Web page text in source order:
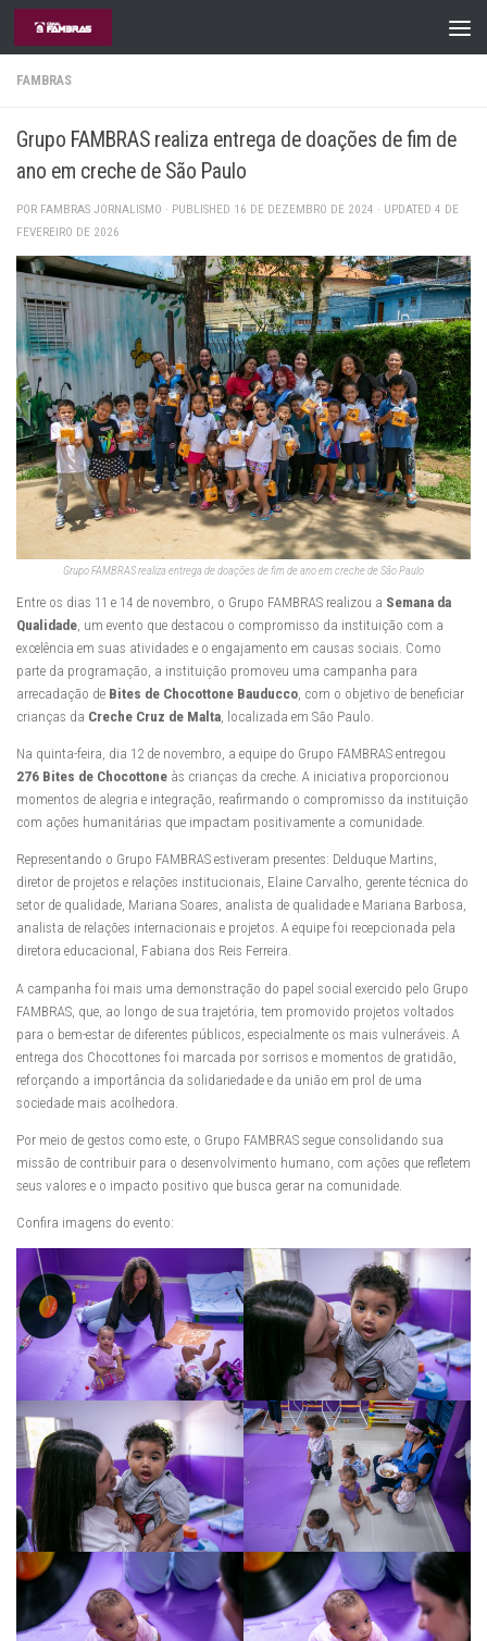
Skip to content
FAMBRAS
Grupo FAMBRAS realiza entrega de doações de fim de
ano em creche de São Paulo
POR FAMBRAS JORNALISMO · PUBLISHED 16 DE DEZEMBRO DE 2024 · UPDATED 4 DE
FEVEREIRO DE 2026
Grupo FAMBRAS realiza entrega de doações de fim de ano em creche de São Paulo
Entre os dias 11 e 14 de novembro, o Grupo FAMBRAS realizou a Semana da
Qualidade, um evento que destacou o compromisso da instituição com a
excelência em suas atividades e o engajamento em causas sociais. Como
parte da programação, a instituição promoveu uma campanha para
arrecadação de Bites de Chocottone Bauducco, com o objetivo de beneficiar
crianças da Creche Cruz de Malta, localizada em São Paulo.
Na quinta-feira, dia 12 de novembro, a equipe do Grupo FAMBRAS entregou
276 Bites de Chocottone às crianças da creche. A iniciativa proporcionou
momentos de alegria e integração, reafirmando o compromisso da instituição
com ações humanitárias que impactam positivamente a comunidade.
Representando o Grupo FAMBRAS estiveram presentes: Delduque Martins,
diretor de projetos e relações institucionais, Elaine Carvalho, gerente técnica do
setor de qualidade, Mariana Soares, analista de qualidade e Mariana Barbosa,
analista de relações internacionais e projetos. A equipe foi recepcionada pela
diretora educacional, Fabiana dos Reis Ferreira.
A campanha foi mais uma demonstração do papel social exercido pelo Grupo
FAMBRAS, que, ao longo de sua trajetória, tem promovido projetos voltados
para o bem-estar de diferentes públicos, especialmente os mais vulneráveis. A
entrega dos Chocottones foi marcada por sorrisos e momentos de gratidão,
reforçando a importância da solidariedade e da união em prol de uma
sociedade mais acolhedora.
Por meio de gestos como este, o Grupo FAMBRAS segue consolidando sua
missão de contribuir para o desenvolvimento humano, com ações que refletem
seus valores e o impacto positivo que busca gerar na comunidade.
Confira imagens do evento: